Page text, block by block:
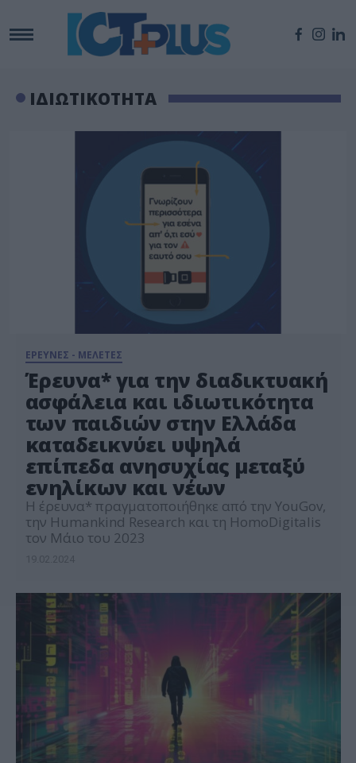
ΙΔΙΩΤΙΚΟΤΗΤΑ
ΕΡΕΥΝΕΣ - ΜΕΛΕΤΕΣ
Έρευνα* για την διαδικτυακή
ασφάλεια και ιδιωτικότητα
των παιδιών στην Ελλάδα
καταδεικνύει υψηλά
επίπεδα ανησυχίας μεταξύ
ενηλίκων και νέων
Η έρευνα* πραγματοποιήθηκε από την YouGov,
την Humankind Research και τη HomoDigitalis
τον Μάιο του 2023